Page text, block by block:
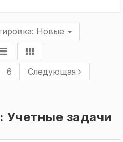
Новые
6
Следующая
Учетные задачи